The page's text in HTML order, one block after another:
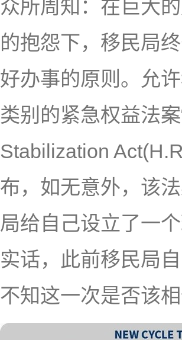
众所周知：在巨大
的抱怨下，移民局
好办事的原则。允
类别的紧急权益法
Stabilization
布，如无意外，该
局给自己设立了一
实话，此前移民局
不知这一次是否该